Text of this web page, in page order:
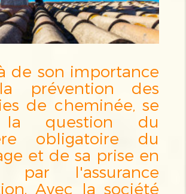
de son importance
prévention des
de cheminée, se
la question du
obligatoire du
et de sa prise en
par l'assurance
Avec la société